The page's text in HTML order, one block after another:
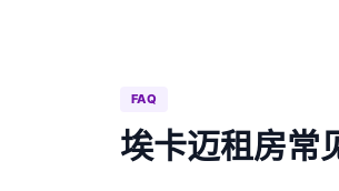
FAQ
埃卡迈租房常